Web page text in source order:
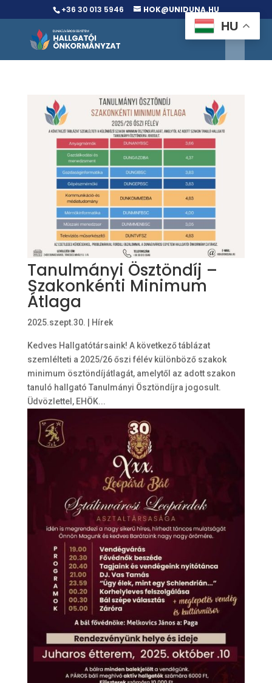
+36 30 013 5946 HOK@UNIDUNA.HU
Tanulmányi Ösztöndíj –
Szakonkénti Minimum
Átlaga
2025.szept.30. Hírek
Kedves Hallgatótársaink! A következő táblázat
szemlélteti a 2025/26 őszi félév különböző szakok
minimum ösztöndíjátlagát, amelytől az adott szakon
tanuló hallgató Tanulmányi Ösztöndíjra jogosult.
Üdvözlettel, EHÖK...
HU